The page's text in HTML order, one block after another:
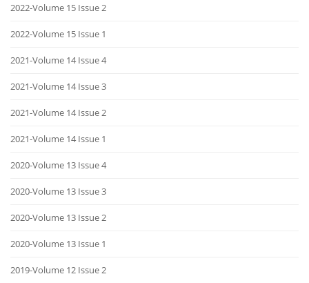
2022-Volume 15 Issue 2
2022-Volume 15 Issue 1
2021-Volume 14 Issue 4
2021-Volume 14 Issue 3
2021-Volume 14 Issue 2
2021-Volume 14 Issue 1
2020-Volume 13 Issue 4
2020-Volume 13 Issue 3
2020-Volume 13 Issue 2
2020-Volume 13 Issue 1
2019-Volume 12 Issue 2